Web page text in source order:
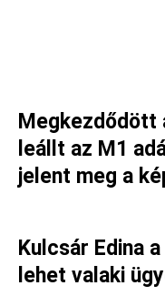
Megkezdődött
leállt az M1
jelent meg a
Kulcsár Edina
lehet valaki